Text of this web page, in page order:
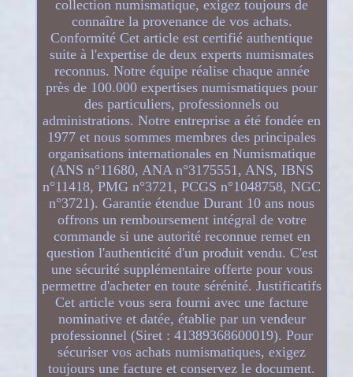
collection numismatique, exigez toujours de
connaître la provenance de vos achats.
Conformité Cet article est certifié authentique
suite à l'expertise de deux experts numismates
reconnus. Notre équipe réalise chaque année
près de 100.000 expertises numismatiques pour
des particuliers, professionnels ou
administrations. Notre entreprise a été fondée en
1977 et nous sommes membres des principales
organisations internationales en Numismatique
(ANS n°11680, ANA n°3175551, ANS, IBNS
n°11418, PMG n°3721, PCGS n°1048758, NGC
n°3721). Garantie étendue Durant 10 ans nous
offrons un remboursement intégral de votre
commande si une autorité reconnue remet en
question l'authenticité d'un produit vendu. C'est
une sécurité supplémentaire offerte pour vous
permettre d'acheter en toute sérénité. Justificatifs
Cet article vous sera fourni avec une facture
nominative et datée, établie par un vendeur
professionnel (Siret : 41389368600019). Pour
sécuriser vos achats numismatiques, exigez
toujours une facture et conservez le document.